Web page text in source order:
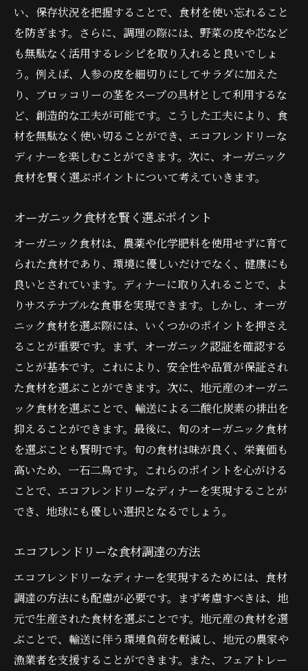
い、保存状況を把握することで、食材を使い忘れること
を防ぎます。さらに、調理の際には、野菜の皮や芯など
も無駄なく活用するレシピを取り入れると良いでしょ
う。例えば、人参の皮を細切りにしてサラダに加えた
り、ブロッコリーの茎をスープの具材として利用するな
ど、創造的な工夫が可能です。こうした工夫により、食
材を無駄なく使い切ることができ、エコフレンドリーな
ディナーを楽しむことができます。次に、オーガニック
食材を賢く選ぶポイントについて考えていきます。
オーガニック食材を賢く選ぶポイント
オーガニック食材は、農薬や化学肥料を使用せずに育て
られた食材であり、環境に優しいだけでなく、健康にも
良いとされています。ディナーに取り入れることで、よ
りサステナブルな食事を実現できます。しかし、オーガ
ニック食材を選ぶ際には、いくつかのポイントを押さえ
ることが重要です。まず、オーガニック認証を確認する
ことが基本です。これにより、安全性や品質が保証され
た食材を選ぶことができます。次に、地元産のオーガニ
ック食材を選ぶことで、輸送による二酸化炭素の排出を
抑えることができます。最後に、旬のオーガニック食材
を選ぶことも賢明です。旬の食材は味が良く、栄養価も
高いため、一石二鳥です。これらのポイントを心がける
ことで、エコフレンドリーなディナーを実現することが
でき、地球にも優しい選択となるでしょう。
エコフレンドリーな食材調達の方法
エコフレンドリーなディナーを実現するためには、食材
調達の方法にも配慮が必要です。まず考慮すべきは、地
元で生産された食材を選ぶことです。地元産の食材を選
ぶことで、輸送に伴う環境負荷を軽減し、地元の農家や
漁業者を支援することができます。また、フェアトレー